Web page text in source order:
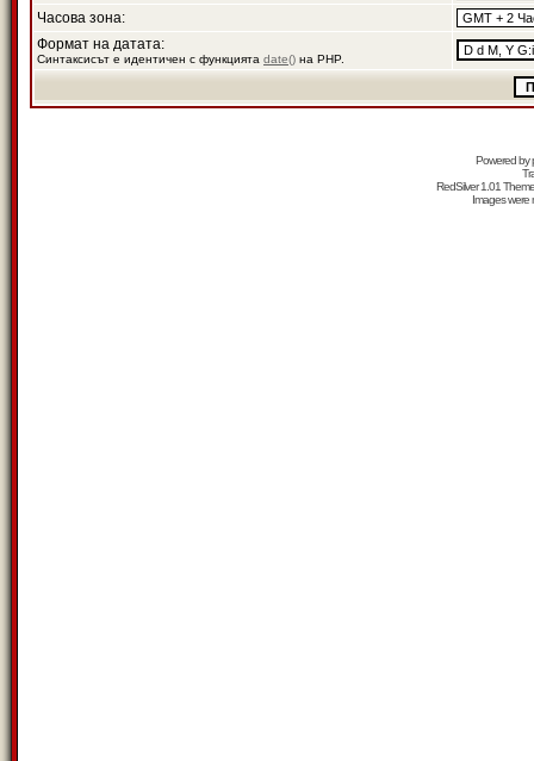
Часова зона:
Формат на датата:
Синтаксисът е идентичен с функцията date() на PHP.
Powered by
RedSilver 1.01
Images were